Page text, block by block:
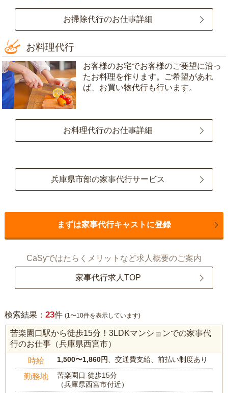
お掃除代行のお仕事詳細
お料理代行
お客様のお宅でお客様のご要望に沿っ
たお料理を作ります。ご希望があれ
ば、お買い物代行も行います。
お料理代行のお仕事詳細
兵庫県市部の家事代行サービス
まずは家事代行キャストに登録
CaSyではたらくメリットなど求人概要のご案内
家事代行求人TOP
検索結果： 23件 (1〜10件を表示しています)
苦楽園口駅から徒歩15分！3LDKマンションでの家事代
行のお仕事（兵庫県西宮市）
時給 1,500〜1,860円 、交通費支給、前払い制度あり
勤務地
苦楽園口 徒歩15分
（兵庫県西宮市付近）